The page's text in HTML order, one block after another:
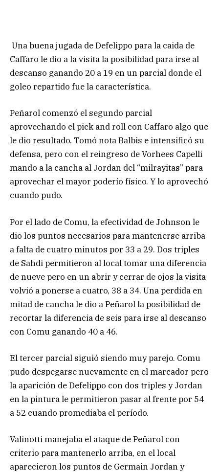
Una buena jugada de Defelippo para la caida de
Caffaro le dio a la visita la posibilidad para irse al
descanso ganando 20 a 19 en un parcial donde el
goleo repartido fue la característica.
Peñarol comenzó el segundo parcial
aprovechando el pick and roll con Caffaro algo que
le dio resultado. Tomó nota Balbis e intensificó su
defensa, pero con el reingreso de Vorhees Capelli
mando a la cancha al Jordan del “milrayitas” para
aprovechar el mayor poderío físico. Y lo aprovechó
cuando pudo.
Por el lado de Comu, la efectividad de Johnson le
dio los puntos necesarios para mantenerse arriba
a falta de cuatro minutos por 33 a 29. Dos triples
de Sahdi permitieron al local tomar una diferencia
de nueve pero en un abrir y cerrar de ojos la visita
volvió a ponerse a cuatro, 38 a 34. Una perdida en
mitad de cancha le dio a Peñarol la posibilidad de
recortar la diferencia de seis para irse al descanso
con Comu ganando 40 a 46.
El tercer parcial siguió siendo muy parejo. Comu
pudo despegarse nuevamente en el marcador pero
la aparición de Defelippo con dos triples y Jordan
en la pintura le permitieron pasar al frente por 54
a 52 cuando promediaba el período.
Valinotti manejaba el ataque de Peñarol con
criterio para mantenerlo arriba, en el local
aparecieron los puntos de Germain Jordan y